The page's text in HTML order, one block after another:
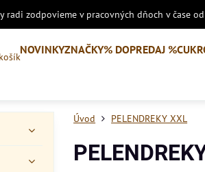
radi zodpovieme v pracovných dňoch v čase
NOVINKYZNAČKY% DOPREDAJ %
Úvod PELENDREKY XXL